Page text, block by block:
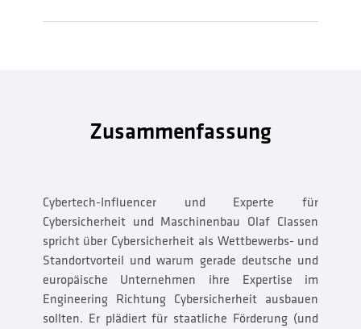
Zusammenfassung
Cybertech-Influencer und Experte für
Cybersicherheit und Maschinenbau Olaf Classen
spricht über Cybersicherheit als Wettbewerbs- und
Standortvorteil und warum gerade deutsche und
europäische Unternehmen ihre Expertise im
Engineering Richtung Cybersicherheit ausbauen
sollten. Er plädiert für staatliche Förderung (und